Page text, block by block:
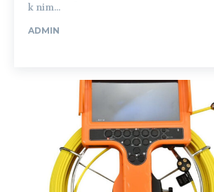
k nim...
ADMIN